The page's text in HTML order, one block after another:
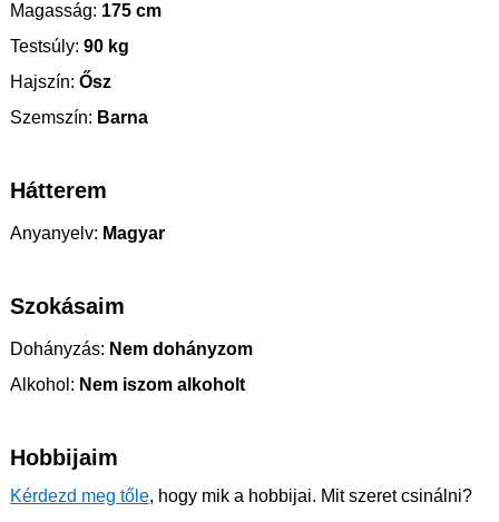
Magasság: 175 cm
Testsúly: 90 kg
Hajszín: Ősz
Szemszín: Barna
Hátterem
Anyanyelv: Magyar
Szokásaim
Dohányzás: Nem dohányzom
Alkohol: Nem iszom alkoholt
Hobbijaim
Kérdezd meg tőle, hogy mik a hobbijai. Mit szeret csinálni?